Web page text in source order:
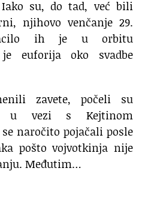
su, do tad, već bili
njihovo venčanje 29.
ih je u orbitu
euforija oko svadbe
zavete, počeli su
u vezi s Kejtinom
naročito pojačali posle
pošto vojvotkinja nije
Međutim…